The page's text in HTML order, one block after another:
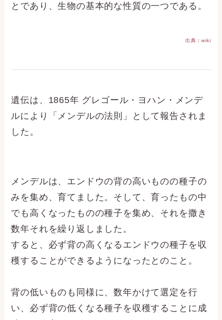
とであり、生物の基本的な性質の一つである。
出典：wiki
遺伝は、1865年 グレゴール・ヨハン・メンデ
ルにより「メンデルの法則」として報告されま
した。
メンデルは、エンドウの背の高いものの種子の
みを集め、育てました。そして、育ったもの中
でも高くなったものの種子を集め、それを撒き
数年それを繰り返しました。
すると、必ず背の高くなるエンドウの種子を収
穫することができるようになったとのこと。
背の低いものも同様に、数年かけて選定を行
い、必ず背の低くなる種子を収穫することに成